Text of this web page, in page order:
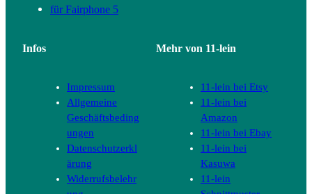
für Fairphone 5
Infos
Impressum
Allgemeine
Geschäftsbeding
ungen
Datenschutzerkl
ärung
Widerrufsbelehr
Mehr von 11-lein
11-lein bei Etsy
11-lein bei
Amazon
11-lein bei Ebay
11-lein bei
Kasuwa
11-lein